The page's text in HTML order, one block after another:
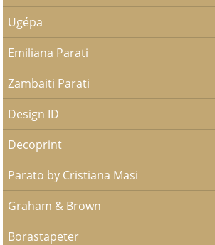
Ugépa
Emiliana Parati
Zambaiti Parati
Design ID
Decoprint
Parato by Cristiana Masi
Graham & Brown
Borastapeter